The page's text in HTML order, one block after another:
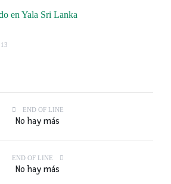
END OF LINE
No hay más
END OF LINE
No hay más